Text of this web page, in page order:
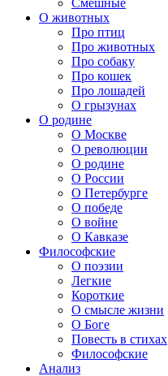
Смешные
О животных
Про птиц
Про животных
Про собаку
Про кошек
Про лошадей
О грызунах
О родине
О Москве
О революции
О родине
О России
О Петербурге
О победе
О войне
О Кавказе
Философские
О поэзии
Легкие
Короткие
О смысле жизни
О Боге
Повесть в стихах
Философские
Анализ